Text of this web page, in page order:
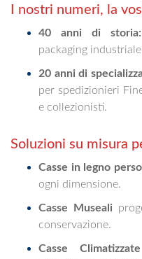
I nostri numeri, la
40 anni di storia:
packaging
20 anni di
per spedizionieri
e collezionisti.
Soluzioni su misura
Casse in legno
ogni dimensione.
Casse Museali
conservazione.
Casse Climatizzate